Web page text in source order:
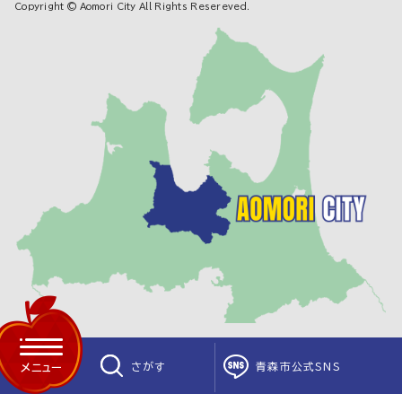
メニュー さがす 青森市公式SNS
Copyright © Aomori City All Rights Resereved.